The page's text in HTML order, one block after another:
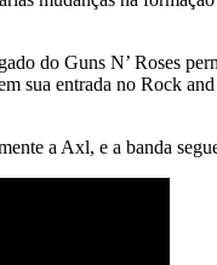
do Guns N’ Roses
sua entrada no Rock
a Axl, e a banda